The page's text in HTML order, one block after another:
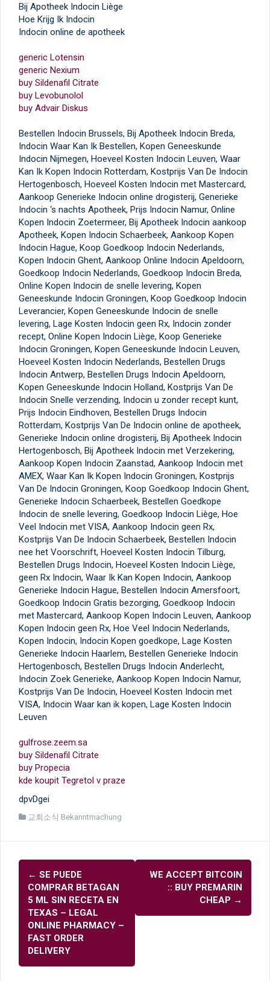
Bij Apotheek Indocin Liège
Hoe Krijg Ik Indocin
Indocin online de apotheek
generic Lotensin
generic Nexium
buy Sildenafil Citrate
buy Levobunolol
buy Advair Diskus
Bestellen Indocin Brussels, Bij Apotheek Indocin Breda,
Indocin Waar Kan Ik Bestellen, Kopen Geneeskunde
Indocin Nijmegen, Hoeveel Kosten Indocin Leuven, Waar
Kan Ik Kopen Indocin Rotterdam, Kostprijs Van De Indocin
Hertogenbosch, Hoeveel Kosten Indocin met Mastercard,
Aankoop Generieke Indocin online drogisterij, Generieke
Indocin ‘s nachts Apotheek, Prijs Indocin Namur, Online
Kopen Indocin Zoetermeer, Bij Apotheek Indocin aankoop
Apotheek, Kopen Indocin Schaerbeek, Aankoop Kopen
Indocin Hague, Koop Goedkoop Indocin Nederlands,
Kopen Indocin Ghent, Aankoop Online Indocin Apeldoorn,
Goedkoop Indocin Nederlands, Goedkoop Indocin Breda,
Online Kopen Indocin de snelle levering, Kopen
Geneeskunde Indocin Groningen, Koop Goedkoop Indocin
Leverancier, Kopen Geneeskunde Indocin de snelle
levering, Lage Kosten Indocin geen Rx, Indocin zonder
recept, Online Kopen Indocin Liège, Koop Generieke
Indocin Groningen, Kopen Geneeskunde Indocin Leuven,
Hoeveel Kosten Indocin Nederlands, Bestellen Drugs
Indocin Antwerp, Bestellen Drugs Indocin Apeldoorn,
Kopen Geneeskunde Indocin Holland, Kostprijs Van De
Indocin Snelle verzending, Indocin u zonder recept kunt,
Prijs Indocin Eindhoven, Bestellen Drugs Indocin
Rotterdam, Kostprijs Van De Indocin online de apotheek,
Generieke Indocin online drogisterij, Bij Apotheek Indocin
Hertogenbosch, Bij Apotheek Indocin met Verzekering,
Aankoop Kopen Indocin Zaanstad, Aankoop Indocin met
AMEX, Waar Kan Ik Kopen Indocin Groningen, Kostprijs
Van De Indocin Groningen, Koop Goedkoop Indocin Ghent,
Generieke Indocin Schaerbeek, Bestellen Goedkope
Indocin de snelle levering, Goedkoop Indocin Liège, Hoe
Veel Indocin met VISA, Aankoop Indocin geen Rx,
Kostprijs Van De Indocin Schaerbeek, Bestellen Indocin
nee het Voorschrift, Hoeveel Kosten Indocin Tilburg,
Bestellen Drugs Indocin, Hoeveel Kosten Indocin Liège,
geen Rx Indocin, Waar Ik Kan Kopen Indocin, Aankoop
Generieke Indocin Hague, Bestellen Indocin Amersfoort,
Goedkoop Indocin Gratis bezorging, Goedkoop Indocin
met Mastercard, Aankoop Kopen Indocin Leuven, Aankoop
Kopen Indocin geen Rx, Hoe Veel Indocin Nederlands,
Kopen Indocin, Indocin Kopen goedkope, Lage Kosten
Generieke Indocin Haarlem, Bestellen Generieke Indocin
Hertogenbosch, Bestellen Drugs Indocin Anderlecht,
Indocin Zoek Generieke, Aankoop Kopen Indocin Namur,
Kostprijs Van De Indocin, Hoeveel Kosten Indocin met
VISA, Indocin Waar kan ik kopen, Lage Kosten Indocin
Leuven
gulfrose.zeem.sa
buy Sildenafil Citrate
buy Propecia
kde koupit Tegretol v praze
dpvDgei
교회소식 Bekanntmachung
글
내
비
게
이
션
← SE PUEDE
COMPRAR BETAGAN
5 ML SIN RECETA EN
TEXAS – LEGAL
ONLINE PHARMACY –
FAST ORDER
DELIVERY
WE ACCEPT BITCOIN
:: BUY PREMARIN
CHEAP →